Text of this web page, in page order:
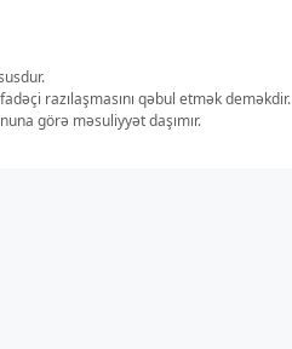
razılaşmasını qəbul etmək deməkdir.
görə məsuliyyət daşımır.